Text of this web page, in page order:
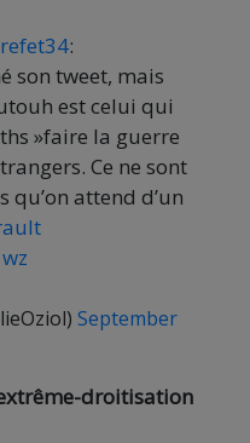
:
son tweet, mais
est celui qui
»faire la guerre
Ce ne sont
qu’on attend d’un
September
droitisation